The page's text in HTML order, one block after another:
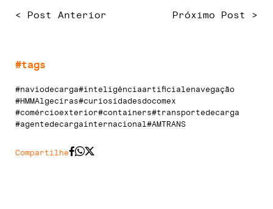
< Post Anterior Próximo Post >
#tags
#naviodecarga#inteligênciaartificialenavegação
#HMMAlgeciras#curiosidadesdocomex
#comércioexterior#containers#transportedecarga
#agentedecargainternacional#AMTRANS
Compartilhe